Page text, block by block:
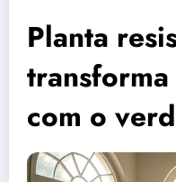
Planta
com o